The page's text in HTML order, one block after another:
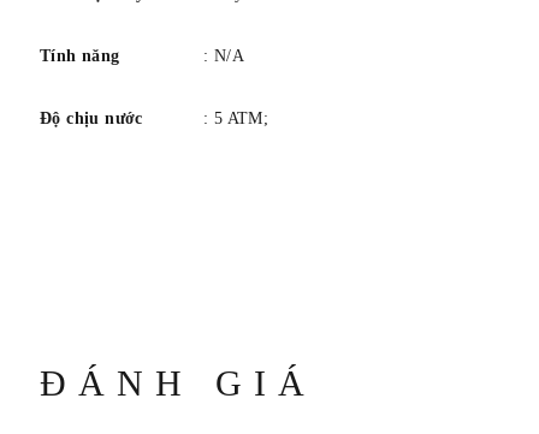
Tính năng : N/A
Độ chịu nước : 5 ATM;
ĐÁNH GIÁ